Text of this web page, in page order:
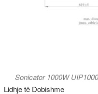
Sonicator 1000W
Lidhje të Dobishme